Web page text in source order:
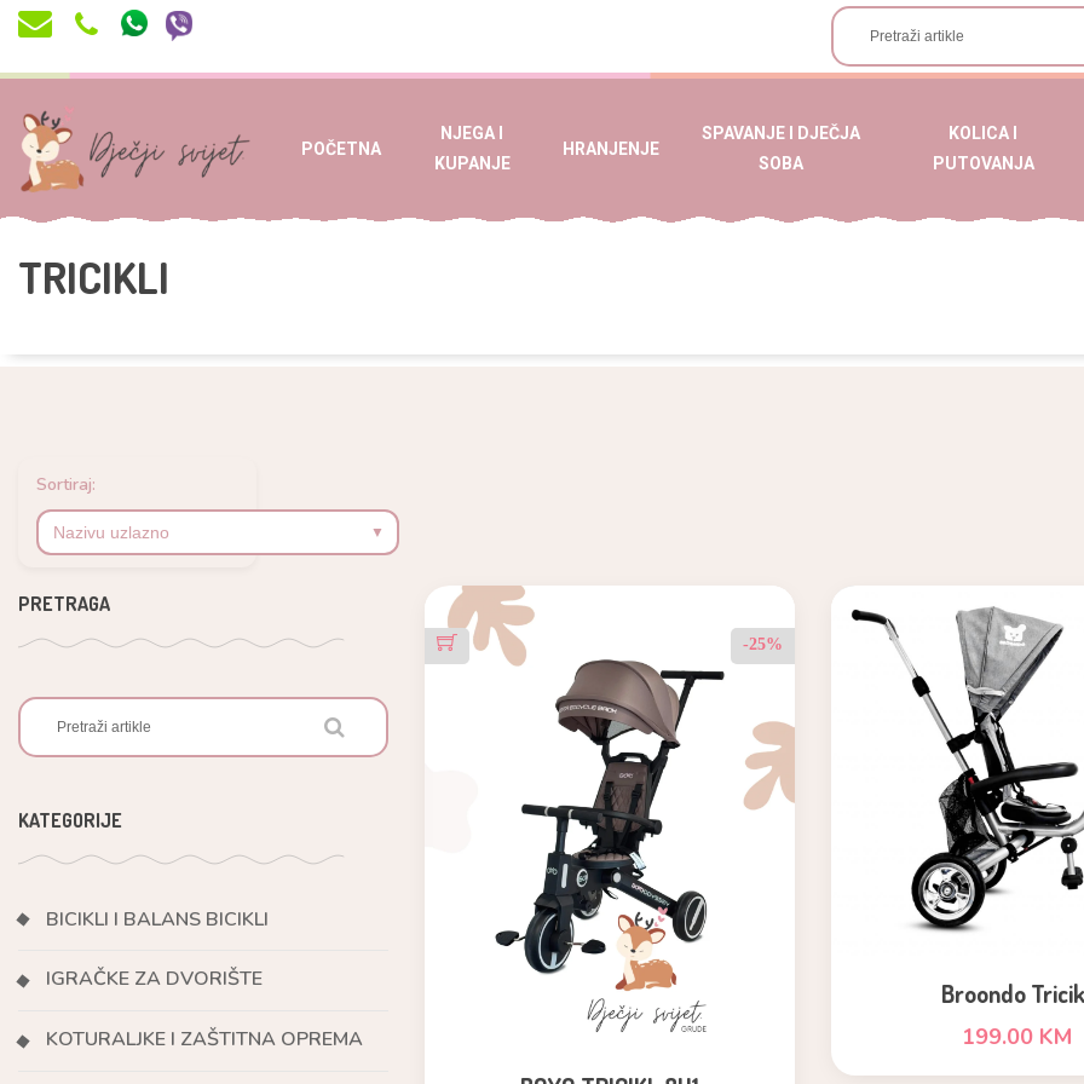
POČETNA
NJEGA I
KUPANJE
HRANJENJE
SPAVANJE I DJEČJA
SOBA
KOLICA I
PUTOVANJA
TRICIKLI
Sortiraj:
PRETRAGA
KATEGORIJE
BICIKLI I BALANS BICIKLI
IGRAČKE ZA DVORIŠTE
KOTURALJKE I ZAŠTITNA OPREMA
-25%
Broondo
199.00 KM